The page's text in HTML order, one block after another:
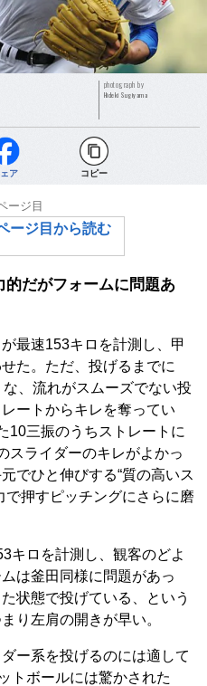
photograph by
Hideki Sugiyama
ア コピー
ージ目
ージ目から読む
的だがフォームに問題あ
最速153キロを計測し、甲
た。ただ、投げるまでに
、流れがスムーズでない投
ートからキレを奪ってい
10三振のうちストレートに
スライダーのキレがよかっ
でひと伸びする“質の高いス
で押すピッチングにさらに磨
キロを計測し、観客のどよ
は釜田同様に問題があっ
状態で投げている、という
り左肩の開きが早い。
ー系を投げるのには適して
トボールには驚かされた